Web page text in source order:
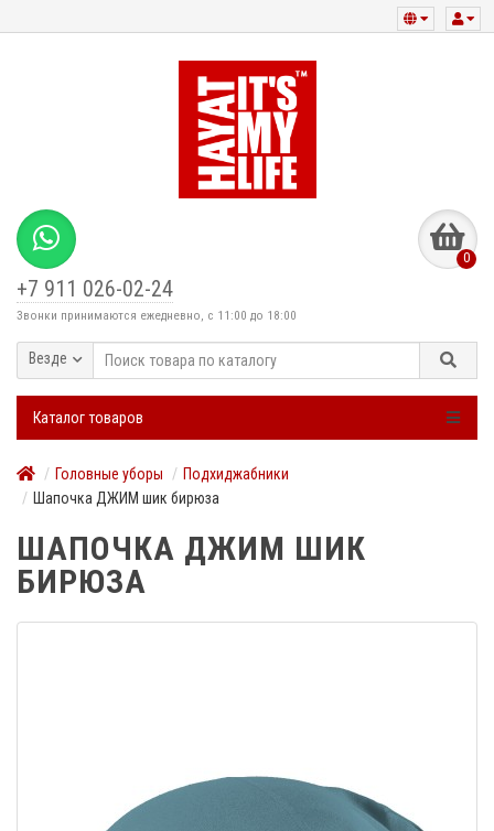
+7 911 026-02-24
Звонки принимаются ежедневно, с 11:00 до 18:00
0
Везде
Каталог товаров
Головные уборы
Подхиджабники
Шапочка ДЖИМ шик бирюза
ШАПОЧКА ДЖИМ ШИК
БИРЮЗА